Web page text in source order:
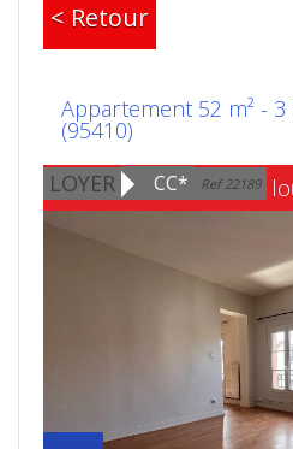
< Retour
Appartement 52 m² - 3
(95410)
LOYER
CC* Ref 22189
Bien